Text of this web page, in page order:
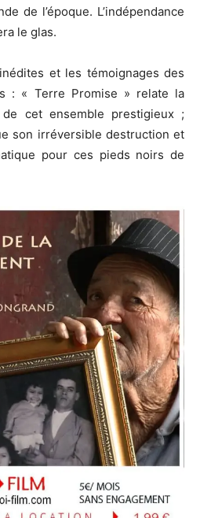
de l’époque. L’indépendance
le glas.
et les témoignages des
: « Terre Promise » relate la
cet ensemble prestigieux ;
son irréversible destruction et
pour ces pieds noirs de